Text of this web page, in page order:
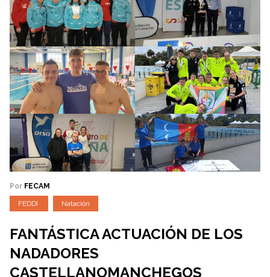
Por FECAM
FEDDI Natación
FANTÁSTICA ACTUACIÓN DE LOS
NADADORES
CASTELLANOMANCHEGOS